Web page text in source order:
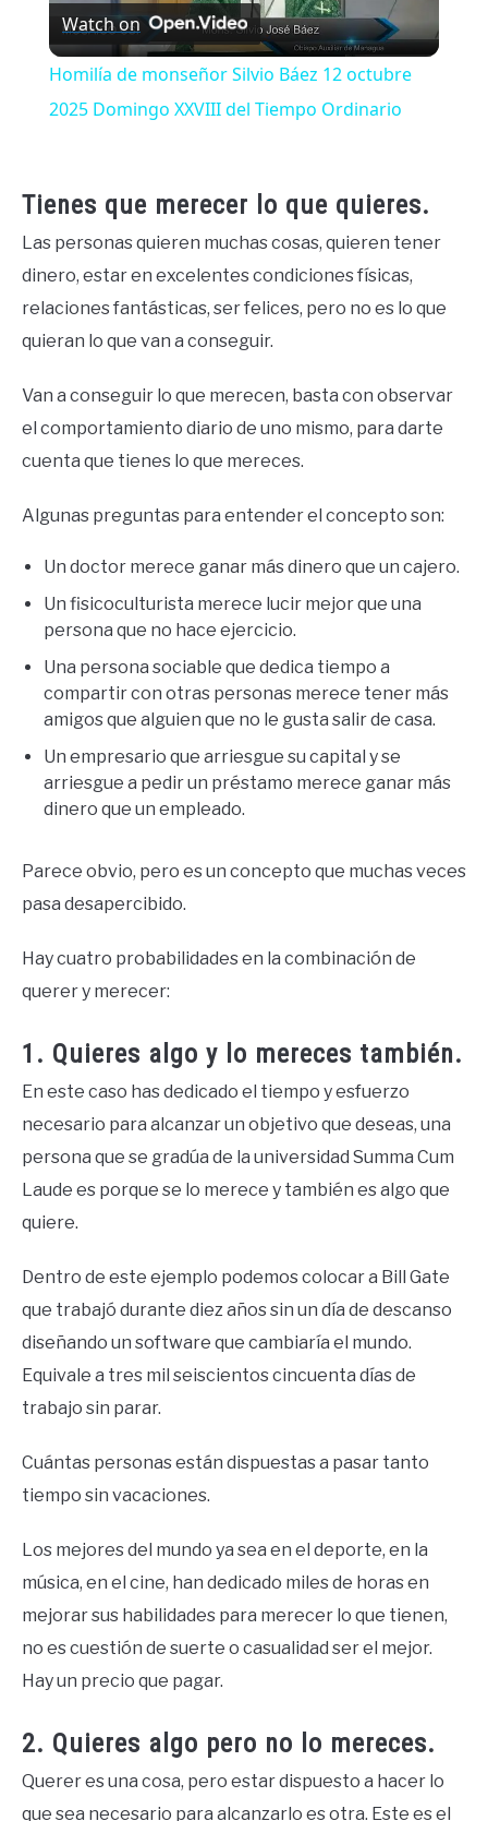
Video
Watch on
Homilía de monseñor Silvio Báez 12 octubre
2025 Domingo XXVIII del Tiempo Ordinario
Tienes que merecer lo que quieres.
Las personas quieren muchas cosas, quieren tener
dinero, estar en excelentes condiciones físicas,
relaciones fantásticas, ser felices, pero no es lo que
quieran lo que van a conseguir.
Van a conseguir lo que merecen, basta con observar
el comportamiento diario de uno mismo, para darte
cuenta que tienes lo que mereces.
Algunas preguntas para entender el concepto son:
Un doctor merece ganar más dinero que un cajero.
Un fisicoculturista merece lucir mejor que una
persona que no hace ejercicio.
Una persona sociable que dedica tiempo a
compartir con otras personas merece tener más
amigos que alguien que no le gusta salir de casa.
Un empresario que arriesgue su capital y se
arriesgue a pedir un préstamo merece ganar más
dinero que un empleado.
Parece obvio, pero es un concepto que muchas veces
pasa desapercibido.
Hay cuatro probabilidades en la combinación de
querer y merecer:
1. Quieres algo y lo mereces también.
En este caso has dedicado el tiempo y esfuerzo
necesario para alcanzar un objetivo que deseas, una
persona que se gradúa de la universidad Summa Cum
Laude es porque se lo merece y también es algo que
quiere.
Dentro de este ejemplo podemos colocar a Bill Gate
que trabajó durante diez años sin un día de descanso
diseñando un software que cambiaría el mundo.
Equivale a tres mil seiscientos cincuenta días de
trabajo sin parar.
Cuántas personas están dispuestas a pasar tanto
tiempo sin vacaciones.
Los mejores del mundo ya sea en el deporte, en la
música, en el cine, han dedicado miles de horas en
mejorar sus habilidades para merecer lo que tienen,
no es cuestión de suerte o casualidad ser el mejor.
Hay un precio que pagar.
2. Quieres algo pero no lo mereces.
Querer es una cosa, pero estar dispuesto a hacer lo
que sea necesario para alcanzarlo es otra. Este es el